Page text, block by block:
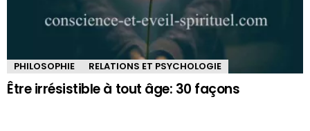
PHILOSOPHIE RELATIONS ET PSYCHOLOGIE
Être irrésistible à tout âge: 30 façons